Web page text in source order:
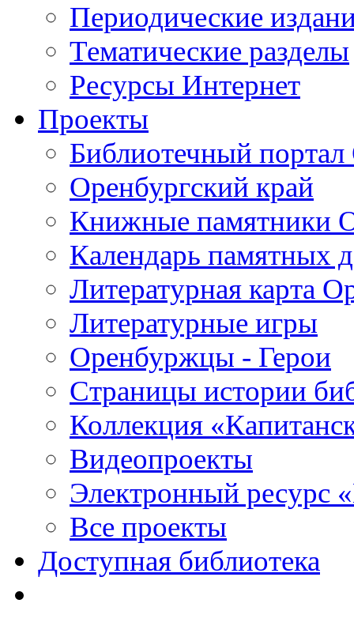
Периодические
Тематические разделы
Ресурсы Интернет
Проекты
Библиотечный портал
Оренбургский край
Книжные памятники
Календарь памятных
Литературная карта
Литературные игры
Оренбуржцы - Герои
Страницы истории
Коллекция
Видеопроекты
Электронный ресурс
Все проекты
Доступная библиотека